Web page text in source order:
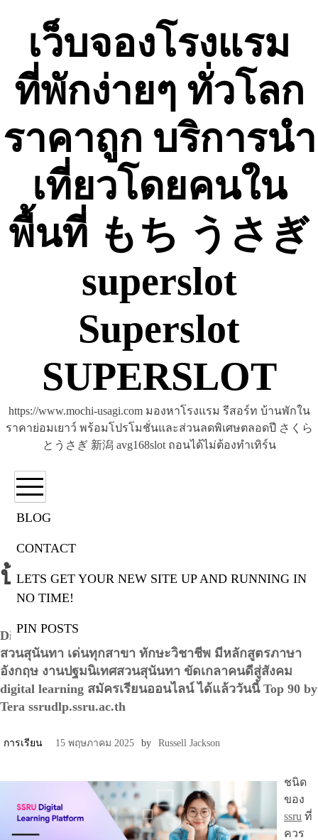
เว็บจองโรงแรม
ที่พักง่ายๆ ทั่วโลก
ราคาถูก บริการนำ
เที่ยวโดยคนใน
พื้นที่ もち うさぎ
superslot
Superslot
SUPERSLOT
https://www.mochi-usagi.com มองหาโรงแรม รีสอร์ท บ้านพักใน
ราคาย่อมเยาว์ พร้อมโปรโมชั่นและส่วนลดพิเศษตลอดปี さくら
とうさぎ 新潟 avg168slot ถอนได้ไม่ต้องทำเทิร์น
BLOG
CONTACT
LETS GET YOUR NEW SITE UP AND RUNNING IN
NO TIME!
PIN POSTS
ป้ายกำกับ:digital learning
Digital learning 14 พ.ค. 2568 digital learning คณะ
สวนสุนันทา เด่นทุกสาขา ทักษะวิชาชีพ มีหลักสูตรภาษา
อังกฤษ งานปฐมนิเทศสวนสุนันทา ขัดเกลาคนดีสู่สังคม
digital learning สมัครเรียนออนไลน์ ได้แล้ววันนี้ Top 90 by
Tera ssrudlp.ssru.ac.th
การเรียน 15 พฤษภาคม 2025 by Russell Jackson
ชนิด
ของ
ssru ที่
ควร